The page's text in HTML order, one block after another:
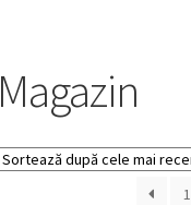
Magazin
1